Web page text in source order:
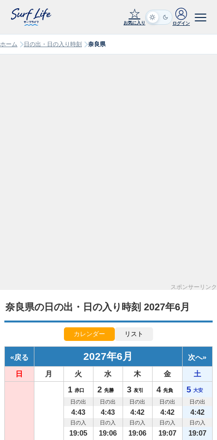
☆
お気に入り ログイン
ホーム 日の出・日の入り時刻 奈良県
スポンサーリンク
奈良県の日の出・日の入り時刻 2027年6月
カレンダー リスト
«戻る 2027年6月 次へ»
日
月 火 水 木 金 土
1 赤口
日の出
4:43
日の入
19:05
2 先勝
日の出
4:43
日の入
19:06
3 友引
日の出
4:42
日の入
19:06
4 先負
日の出
4:42
日の入
19:07
5 大安
日の出
4:42
日の入
19:07